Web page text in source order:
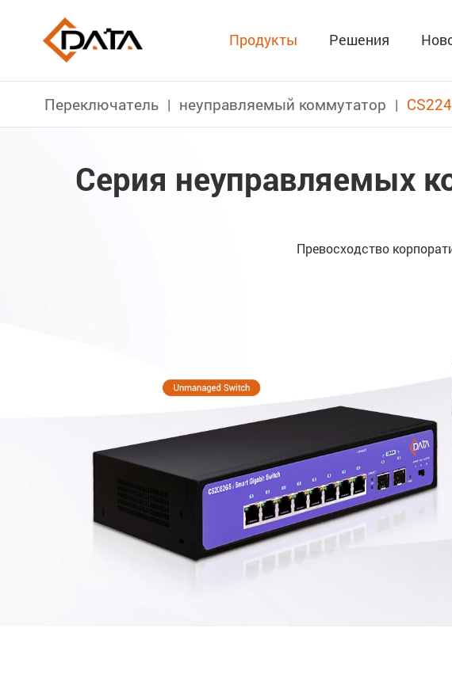
Продукты Решения
Переключатель неуправляемый коммутатор
Серия неуправляемых
Превосходство